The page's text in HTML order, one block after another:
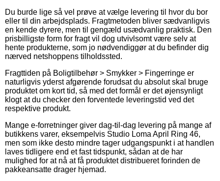
Du burde lige så vel prøve at vælge levering til hvor du bor
eller til din arbejdsplads. Fragtmetoden bliver sædvanligvis
en kende dyrere, men til gengæld usædvanlig praktisk. Den
prisbilligste form for fragt vil dog utvivlsomt være selv at
hente produkterne, som jo nødvendiggør at du befinder dig
nærved netshoppens tilholdssted.
Fragttiden på Boligtilbehør > Smykker > Fingerringe er
naturligvis yderst afgørende forudsat du absolut skal bruge
produktet om kort tid, så med det formål er det øjensynligt
klogt at du checker den forventede leveringstid ved det
respektive produkt.
Mange e-forretninger giver dag-til-dag levering på mange af
butikkens varer, eksempelvis Studio Loma April Ring 46,
men som ikke desto mindre tager udgangspunkt i at handlen
laves tidligere end et fast tidspunkt, sådan at de har
mulighed for at nå at få produktet distribueret forinden de
pakkeansatte drager hjemad.